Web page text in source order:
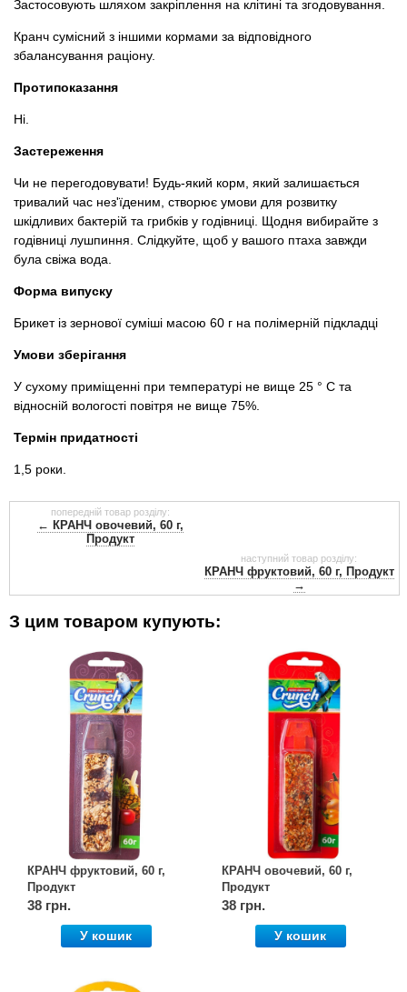
Застосовують шляхом закріплення на клітині та згодовування.
Кранч сумісний з іншими кормами за відповідного
збалансування раціону.
Протипоказання
Ні.
Застереження
Чи не перегодовувати! Будь-який корм, який залишається
тривалий час нез'їденим, створює умови для розвитку
шкідливих бактерій та грибків у годівниці. Щодня вибирайте з
годівниці лушпиння. Слідкуйте, щоб у вашого птаха завжди
була свіжа вода.
Форма випуску
Брикет із зернової суміші масою 60 г на полімерній підкладці
Умови зберігання
У сухому приміщенні при температурі не вище 25 ° С та
відносній вологості повітря не вище 75%.
Термін придатності
1,5 роки.
попередній товар розділу:
← КРАНЧ овочевий, 60 г,
Продукт
наступний товар розділу:
КРАНЧ фруктовий, 60 г, Продукт
→
З цим товаром купують:
КРАНЧ фруктовий, 60 г,
Продукт
38 грн.
У кошик
КРАНЧ овочевий, 60 г,
Продукт
38 грн.
У кошик